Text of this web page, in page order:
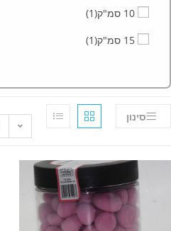
10 סמ"ק
(1)
15 סמ"ק
(1)
סינון